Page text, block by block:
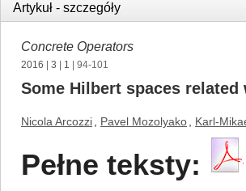
Artykuł - szczegóły
Concrete Operators
2016 3 1 | 94-101
Some Hilbert spaces
Nicola Arcozzi Pavel Mozolyako Karl-
Pełne teksty: